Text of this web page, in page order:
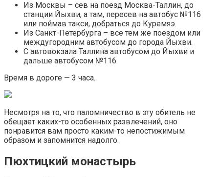
Из Москвы – сев на поезд Москва-Таллин, до
станции Йыхви, а там, пересев на автобус №116
или поймав такси, добраться до Куремяэ.
Из Санкт-Петербурга – все тем же поездом или
междугородним автобусом до города Йыхви.
С автовокзала Таллина автобусом до Йыхви и
дальше автобусом №116.
Время в дороге — 3 часа.
Несмотря на то, что паломничество в эту обитель не
обещает каких-то особенных развлечений, оно
понравится вам просто каким-то непостижимым
образом и запомнится надолго.
Пюхтицкий монастырь